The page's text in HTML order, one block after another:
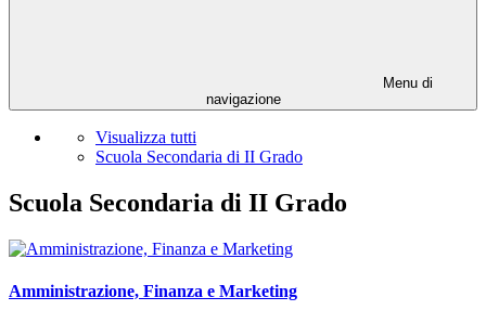
Menu di
navigazione
Visualizza tutti
Scuola Secondaria di II Grado
Scuola Secondaria di II Grado
Amministrazione, Finanza e Marketing